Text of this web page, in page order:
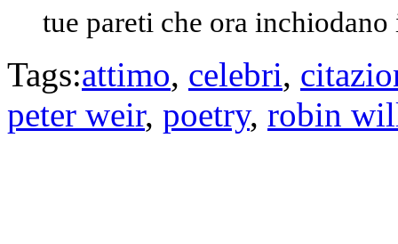
tue pareti che ora
Tags:attimo, celebri,
peter weir, poetry, robin